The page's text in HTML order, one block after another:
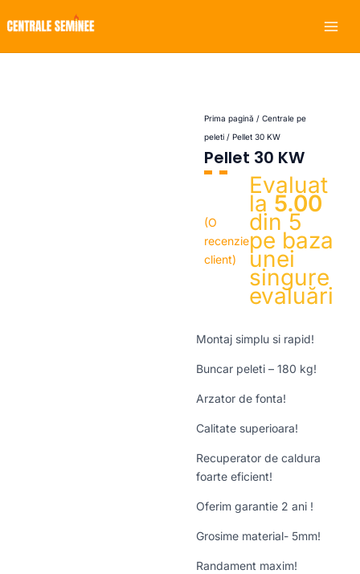
to
Prima pagină / Centrale pe
peleti / Pellet 30 KW
Pellet 30 KW
Evaluat
la 5.00
din 5
pe baza
unei
singure
evaluări
(O
recenzie
client)
Montaj simplu si rapid!
Buncar peleti – 180 kg!
Arzator de fonta!
Calitate superioara!
Recuperator de caldura
foarte eficient!
Oferim garantie 2 ani !
Grosime material- 5mm!
Randament maxim!